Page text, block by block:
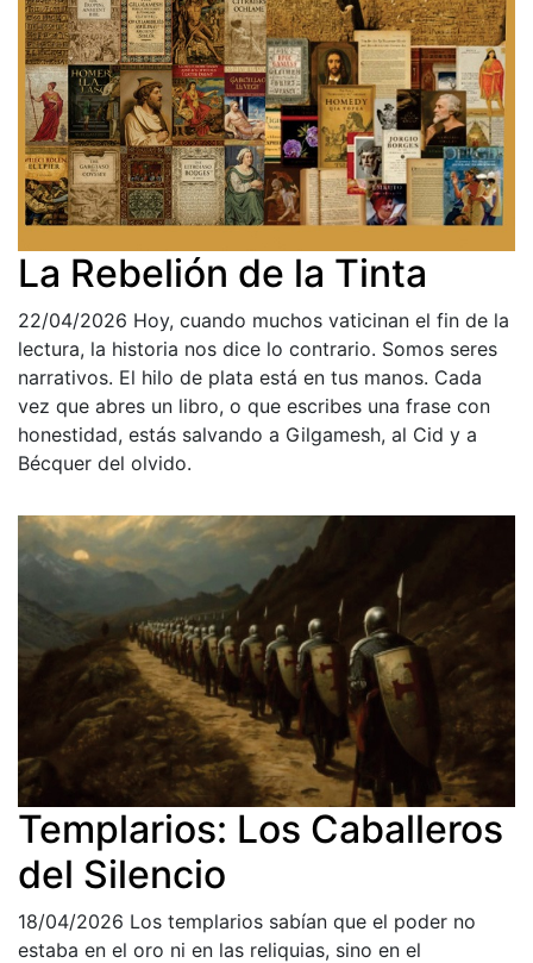
La Rebelión de la Tinta
22/04/2026 Hoy, cuando muchos vaticinan el fin de la
lectura, la historia nos dice lo contrario. Somos seres
narrativos. El hilo de plata está en tus manos. Cada
vez que abres un libro, o que escribes una frase con
honestidad, estás salvando a Gilgamesh, al Cid y a
Bécquer del olvido.
Templarios: Los Caballeros
del Silencio
18/04/2026 Los templarios sabían que el poder no
estaba en el oro ni en las reliquias, sino en el